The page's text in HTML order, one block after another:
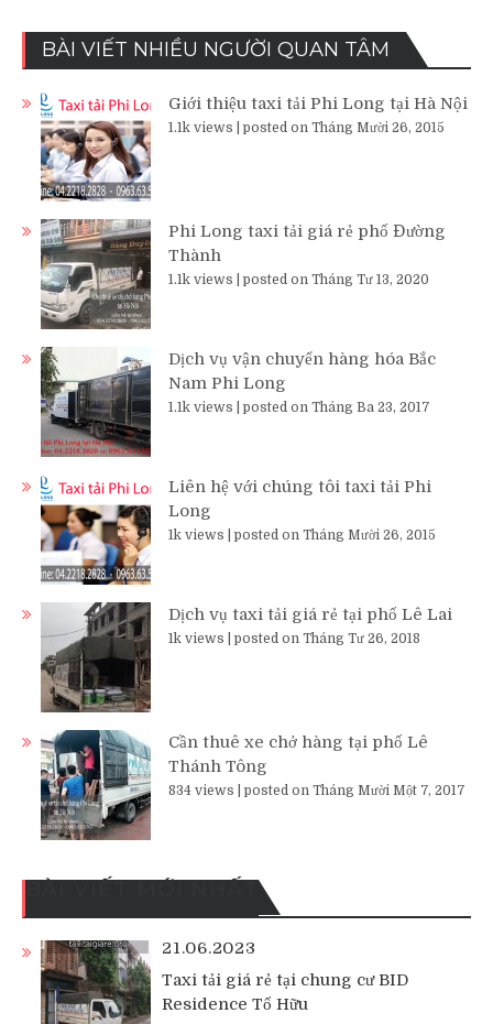
BÀI VIẾT NHIỀU NGƯỜI QUAN TÂM
Giới thiệu taxi tải Phi Long tại Hà Nội
1.1k views posted on Tháng Mười 26, 2015
Phi Long taxi tải giá rẻ phố Đường
Thành
1.1k views posted on Tháng Tư 13, 2020
Dịch vụ vận chuyển hàng hóa Bắc
Nam Phi Long
1.1k views posted on Tháng Ba 23, 2017
Liên hệ với chúng tôi taxi tải Phi
Long
1k views posted on Tháng Mười 26, 2015
Dịch vụ taxi tải giá rẻ tại phố Lê Lai
1k views posted on Tháng Tư 26, 2018
Cần thuê xe chở hàng tại phố Lê
Thánh Tông
834 views posted on Tháng Mười Một 7, 2017
BÀI VIẾT MỚI NHẤT
21.06.2023
Taxi tải giá rẻ tại chung cư BID
Residence Tố Hữu